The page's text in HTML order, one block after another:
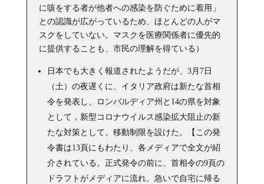
に咳をする者が他者への感染を防ぐために着用」
との認識が広がっているため、ほとんどの人がマ
スクをしていない。マスクを医療関係者に優先的
に提供することも、市民の理解を得ている）
日本でも大きく報道されたようだが、3月7日
（土）の夜遅くに、イタリア政府は新たな首相
令を発表し、ロンバルディア州と14の県を対象
として，新型コロナウイルス感染拡大阻 止の新
たな対策として、移動制限を設けた。【この発
令書は13頁にもわたり、各メディアで全文が紹
介されている。正式発令の前に、首相令の9頁の
ドラフトがメディアに流れ、急いで自宅に帰る